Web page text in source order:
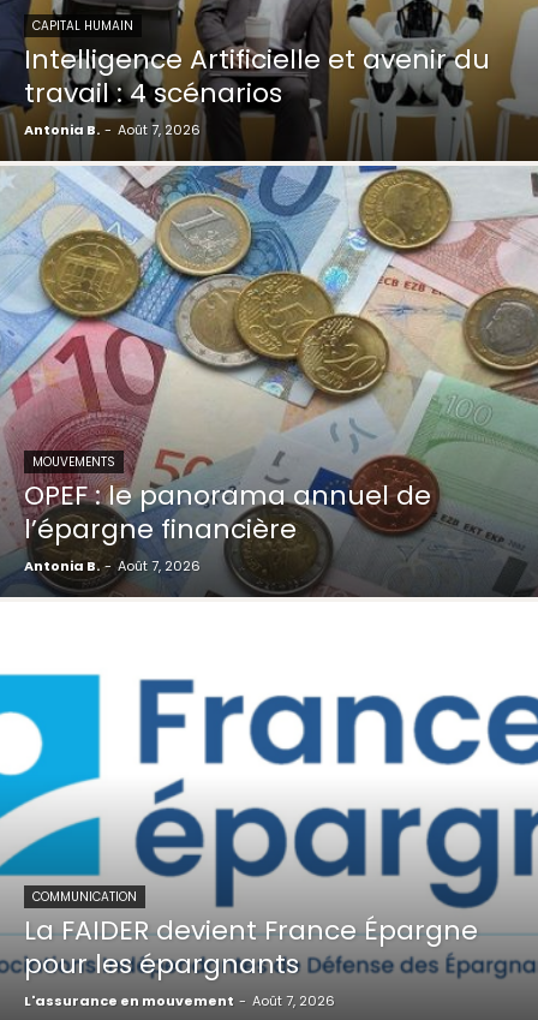
CAPITAL HUMAIN
Intelligence Artificielle et avenir du
travail : 4 scénarios
Antonia B. - Août 7, 2026
MOUVEMENTS
OPEF : le panorama annuel de
l’épargne financière
Antonia B. - Août 7, 2026
COMMUNICATION
La FAIDER devient France Épargne
pour les épargnants
L'assurance en mouvement - Août 7, 2026